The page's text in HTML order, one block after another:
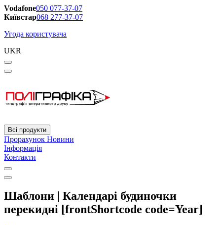
Vodafone050 077-37-07
Київстар068 277-37-07
Угода користувача
UKR
Всі продукти
Прорахунок Новини
Інформація
Контакти
Шаблони | Календарі будиночки
перекидні [frontShortcode code=Year]